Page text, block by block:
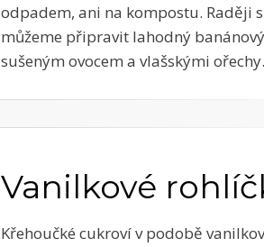
odpadem, ani na kompostu. Raději
můžeme připravit lahodný
sušeným ovocem a vlašskými
Vanilkové
Křehoučké cukroví v podobě